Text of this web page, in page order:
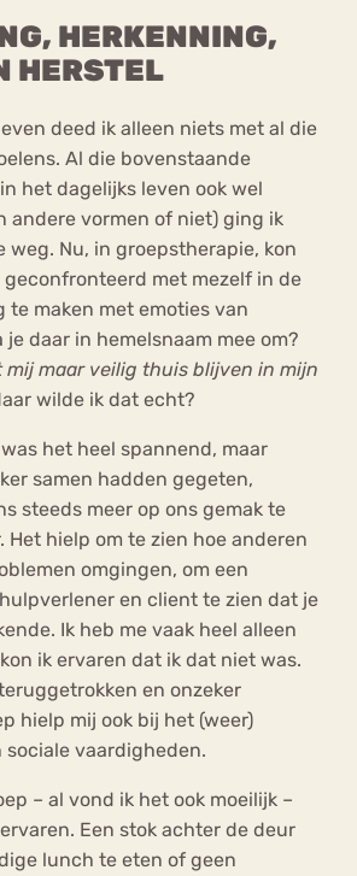
HERKENNING,
HERSTEL
deed ik alleen niets met al die
Al die bovenstaande
het dagelijks leven ook wel
andere vormen of niet) ging ik
weg. Nu, in groepstherapie, kon
met mezelf in de
te maken met emoties van
je daar in hemelsnaam mee om?
mij maar veilig thuis blijven in mijn
wilde ik dat echt?
het heel spannend, maar
samen hadden gegeten,
steeds meer op ons gemak te
Het hielp om te zien hoe anderen
omgingen, om een
en client te zien dat je
Ik heb me vaak heel alleen
ik ervaren dat ik dat niet was.
en onzeker
hielp mij ook bij het (weer)
vaardigheden.
– al vond ik het ook moeilijk –
Een stok achter de deur
lunch te eten of geen